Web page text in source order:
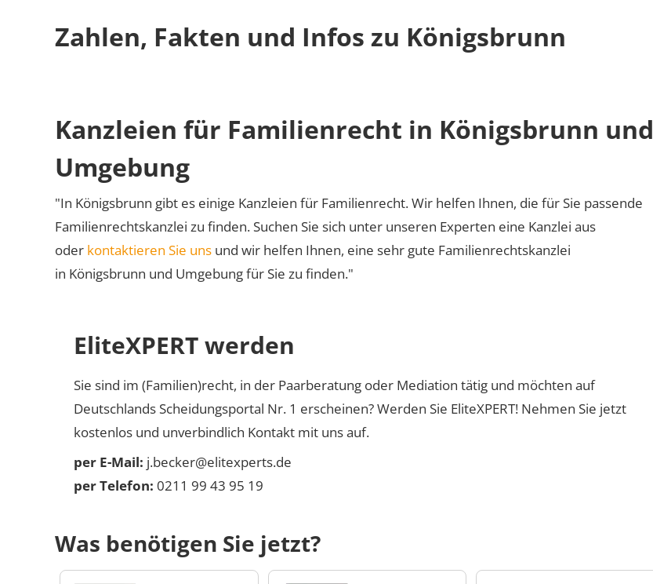
Zahlen, Fakten und Infos zu Königsbrunn
Kanzleien für Familienrecht in Königsbrunn und
Umgebung
"In Königsbrunn gibt es einige Kanzleien für Familienrecht. Wir helfen Ihnen, die für Sie passende
Familienrechtskanzlei zu finden. Suchen Sie sich unter unseren Experten eine Kanzlei aus
oder kontaktieren Sie uns und wir helfen Ihnen, eine sehr gute Familienrechtskanzlei
in Königsbrunn und Umgebung für Sie zu finden."
EliteXPERT werden
Sie sind im (Familien)recht, in der Paarberatung oder Mediation tätig und möchten auf
Deutschlands Scheidungsportal Nr. 1 erscheinen? Werden Sie EliteXPERT! Nehmen Sie jetzt
kostenlos und unverbindlich Kontakt mit uns auf.
per E-Mail: j.becker@elitexperts.de
per Telefon: 0211 99 43 95 19
Was benötigen Sie jetzt?